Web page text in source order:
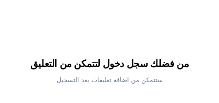
من فضلك سجل دخول لتتمكن من التعليق
ستتمكن من اضافه تعليقات بعد التسجيل